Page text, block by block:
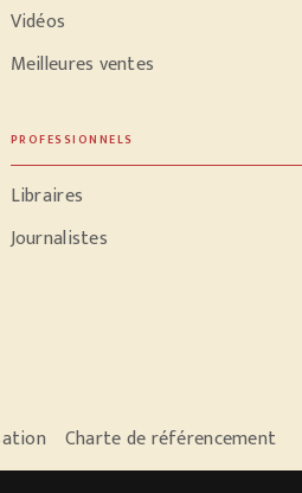
Vidéos
Meilleures ventes
PROFESSIONNELS
Libraires
Journalistes
Charte de référencement